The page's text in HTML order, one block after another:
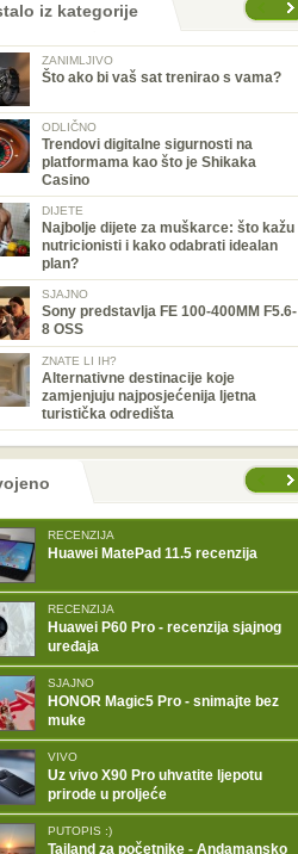
iz kategorije
ZANIMLJIVO
Što ako bi vaš sat trenirao s vama?
ODLIČNO
Trendovi digitalne sigurnosti na
platformama kao što je Shikaka
Casino
DIJETE
Najbolje dijete za muškarce: što kažu
nutricionisti i kako odabrati idealan
plan?
SJAJNO
Sony predstavlja FE 100-400MM F5.6-
8 OSS
ZNATE LI IH?
Alternativne destinacije koje
zamjenjuju najposjećenija ljetna
turistička odredišta
RECENZIJA
Huawei MatePad 11.5 recenzija
RECENZIJA
Huawei P60 Pro - recenzija sjajnog
uređaja
SJAJNO
HONOR Magic5 Pro - snimajte bez
muke
VIVO
Uz vivo X90 Pro uhvatite ljepotu
prirode u proljeće
PUTOPIS :)
Tajland za početnike - Andamansko